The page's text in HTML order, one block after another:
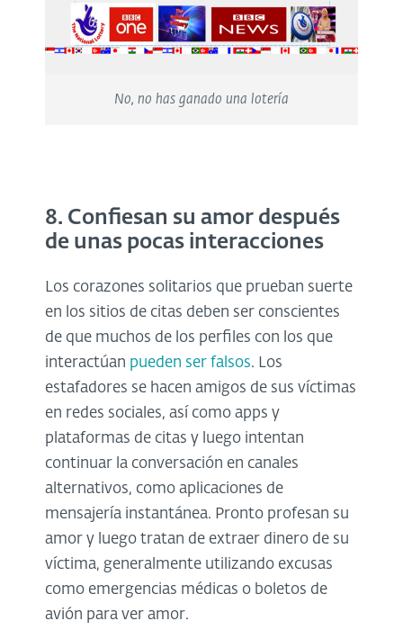
No, no has ganado una lotería
8. Confiesan su amor después
de unas pocas interacciones
Los corazones solitarios que prueban suerte
en los sitios de citas deben ser conscientes
de que muchos de los perfiles con los que
interactúan pueden ser falsos. Los
estafadores se hacen amigos de sus víctimas
en redes sociales, así como apps y
plataformas de citas y luego intentan
continuar la conversación en canales
alternativos, como aplicaciones de
mensajería instantánea. Pronto profesan su
amor y luego tratan de extraer dinero de su
víctima, generalmente utilizando excusas
como emergencias médicas o boletos de
avión para ver amor.